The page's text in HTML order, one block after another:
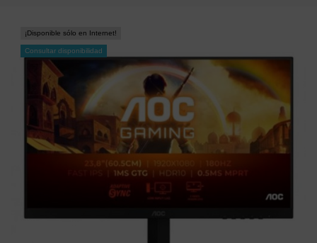
¡Disponible sólo en Internet!
Consultar disponibilidad